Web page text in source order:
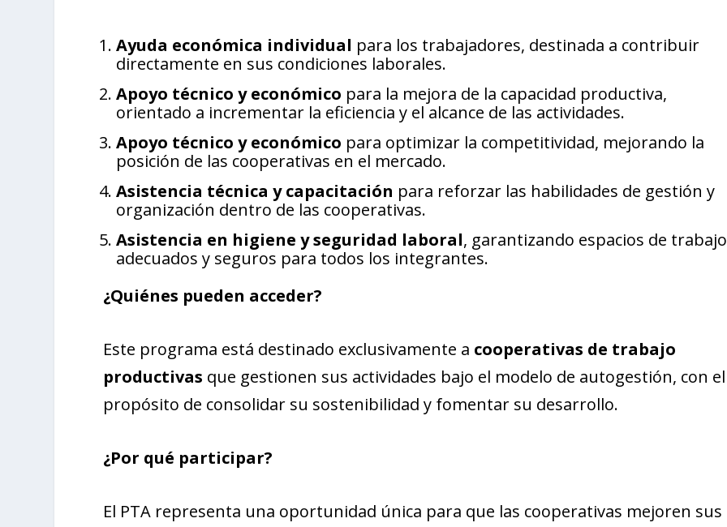
Ayuda económica individual para los trabajadores, destinada a contribuir
directamente en sus condiciones laborales.
Apoyo técnico y económico para la mejora de la capacidad productiva,
orientado a incrementar la eficiencia y el alcance de las actividades.
Apoyo técnico y económico para optimizar la competitividad, mejorando la
posición de las cooperativas en el mercado.
Asistencia técnica y capacitación para reforzar las habilidades de gestión y
organización dentro de las cooperativas.
Asistencia en higiene y seguridad laboral, garantizando espacios de trabajo
adecuados y seguros para todos los integrantes.
¿Quiénes pueden acceder?
Este programa está destinado exclusivamente a cooperativas de trabajo
productivas que gestionen sus actividades bajo el modelo de autogestión, con el
propósito de consolidar su sostenibilidad y fomentar su desarrollo.
¿Por qué participar?
El PTA representa una oportunidad única para que las cooperativas mejoren sus